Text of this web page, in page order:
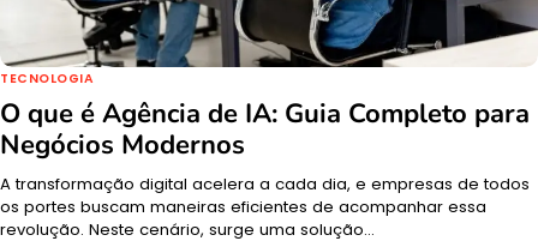
TECNOLOGIA
O que é Agência de IA: Guia Completo para
Negócios Modernos
A transformação digital acelera a cada dia, e empresas de todos
os portes buscam maneiras eficientes de acompanhar essa
revolução. Neste cenário, surge uma solução…